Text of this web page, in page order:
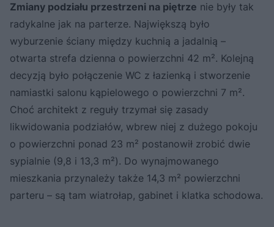
Zmiany podziału przestrzeni na piętrze nie były tak
radykalne jak na parterze. Największą było
wyburzenie ściany między kuchnią a jadalnią –
otwarta strefa dzienna o powierzchni 42 m². Kolejną
decyzją było połączenie WC z łazienką i stworzenie
namiastki salonu kąpielowego o powierzchni 7 m².
Choć architekt z reguły trzymał się zasady
likwidowania podziałów, wbrew niej z dużego pokoju
o powierzchni ponad 23 m² postanowił zrobić dwie
sypialnie (9,8 i 13,3 m²). Do wynajmowanego
mieszkania przynależy także 14,3 m² powierzchni
parteru – są tam wiatrołap, gabinet i klatka schodowa.